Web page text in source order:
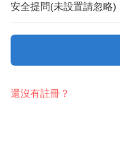
安全提問(未設置請忽略)
還沒有註冊？